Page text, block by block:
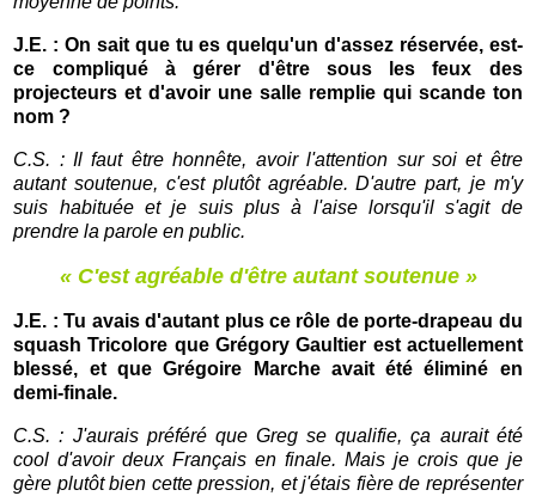
J.E. : On sait que tu es quelqu'un d'assez réservée, est-
ce compliqué à gérer d'être sous les feux des
projecteurs et d'avoir une salle remplie qui scande ton
nom ?
C.S. : Il faut être honnête, avoir l'attention sur soi et être
autant soutenue, c'est plutôt agréable. D'autre part, je m'y
suis habituée et je suis plus à l'aise lorsqu'il s'agit de
prendre la parole en public.
« C'est agréable d'être autant soutenue »
J.E. : Tu avais d'autant plus ce rôle de porte-drapeau du
squash Tricolore que Grégory Gaultier est actuellement
blessé, et que Grégoire Marche avait été éliminé en
demi-finale.
C.S. : J'aurais préféré que Greg se qualifie, ça aurait été
cool d'avoir deux Français en finale. Mais je crois que je
gère plutôt bien cette pression, et j'étais fière de représenter